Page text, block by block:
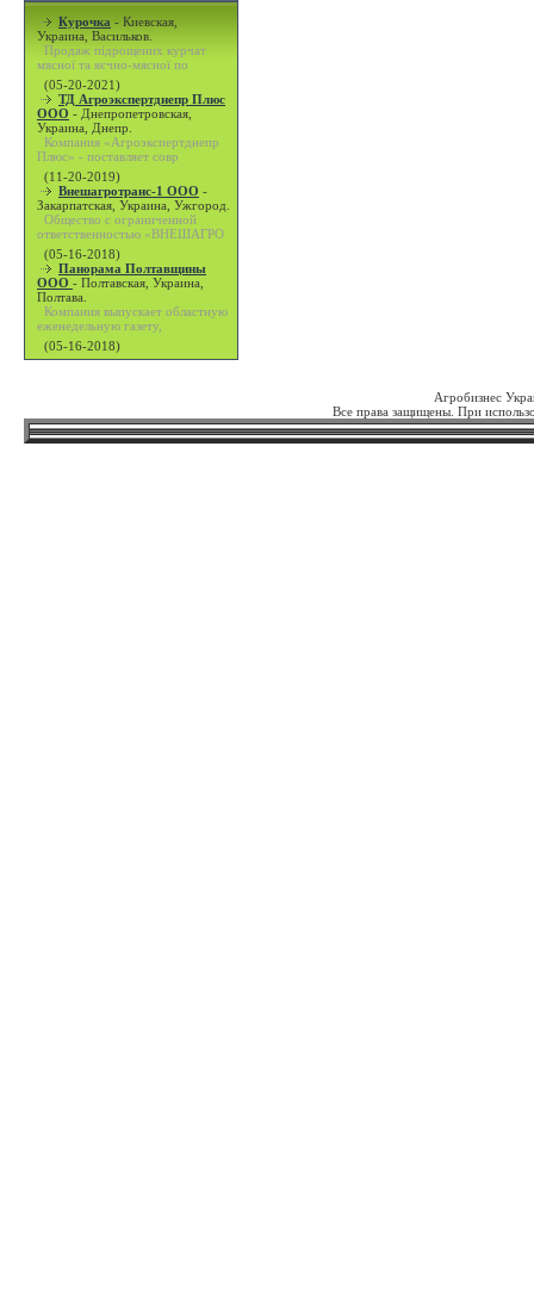
Курочка - Киевская,
Украина, Васильков.
Продаж підрощених курчат
мясної та яєчно-мясної по
(05-20-2021)
ТД Агроэкспертднепр Плюс
ООО - Днепропетровская,
Украина, Днепр.
Компания «Агроэкспертднепр
Плюс» - поставляет совр
(11-20-2019)
Внешагротранс-1 ООО -
Закарпатская, Украина, Ужгород.
Общество с ограниченной
ответственностью «ВНЕШАГРО
(05-16-2018)
Панорама Полтавщины
ООО - Полтавская, Украина,
Полтава.
Компания выпускает областную
еженедельную газету,
(05-16-2018)
Агробизнес
Все права защищены. При